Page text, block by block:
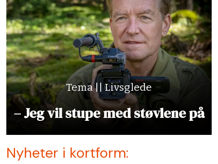
Tema || Livsglede
– Jeg vil stupe med støvlene på
Nyheter i kortform: